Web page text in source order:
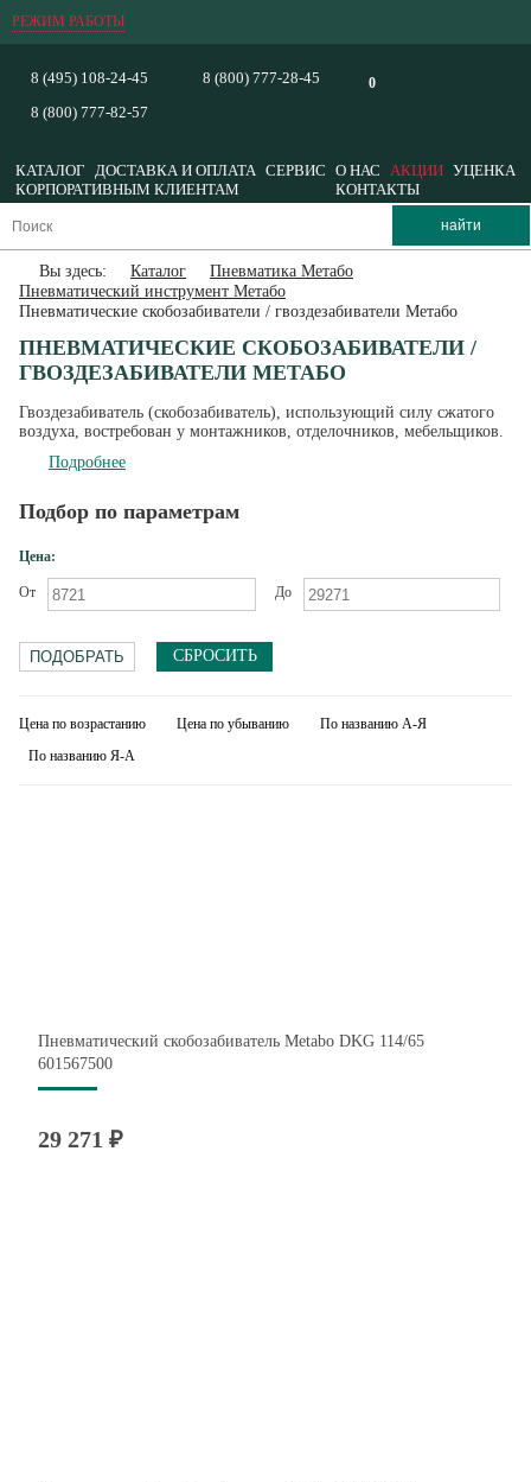
РЕЖИМ РАБОТЫ
0
8 (495) 108-24-45
8 (800) 777-82-57
8 (800) 777-28-45
КАТАЛОГ ДОСТАВКА И ОПЛАТА СЕРВИС О НАС АКЦИИ УЦЕНКА
КОРПОРАТИВНЫМ КЛИЕНТАМ
КОНТАКТЫ
Вы здесь: Каталог
Пневматика Метабо
Пневматический инструмент Метабо
Пневматические скобозабиватели / гвоздезабиватели Метабо
ПНЕВМАТИЧЕСКИЕ СКОБОЗАБИВАТЕЛИ /
ГВОЗДЕЗАБИВАТЕЛИ МЕТАБО
Гвоздезабиватель (скобозабиватель), использующий силу сжатого
воздуха, востребован у монтажников, отделочников, мебельщиков.
Подробнее
Подбор по параметрам
Цена:
От До
СБРОСИТЬ
Цена по возрастанию Цена по убыванию
По названию А-Я
По названию Я-А
Пневматический скобозабиватель Metabo DKG 114/65
601567500
29 271 ₽